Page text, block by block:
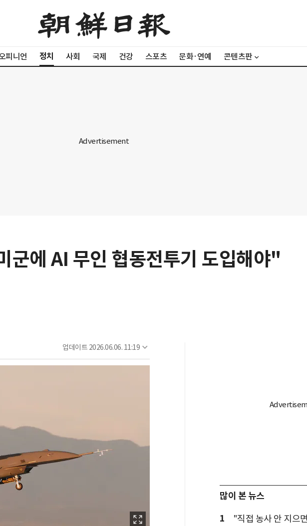
피니언 정치 사회 국제 건강 스포츠 문화·연예 콘텐츠판
군에 AI 무인 협동전투기 도입해야"
업데이트 2026.06.06. 11:19
많이 본 뉴스
1
"직접 농사 안 지으